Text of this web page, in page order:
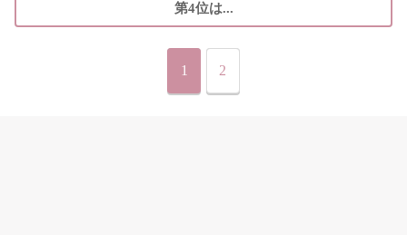
第4位は...
1 2